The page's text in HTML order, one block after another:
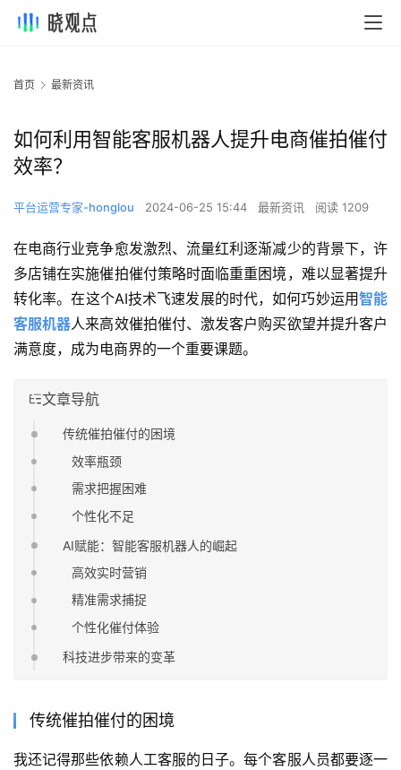
首页 最新资讯
如何利用智能客服机器人提升电商催拍催付
效率？
平台运营专家-honglou 2024-06-25 15:44 最新资讯 阅读 1209
在电商行业竞争愈发激烈、流量红利逐渐减少的背景下，许
多店铺在实施催拍催付策略时面临重重困境，难以显著提升
转化率。在这个AI技术飞速发展的时代，如何巧妙运用智能
客服机器人来高效催拍催付、激发客户购买欲望并提升客户
满意度，成为电商界的一个重要课题。
文章导航
传统催拍催付的困境
效率瓶颈
需求把握困难
个性化不足
AI赋能：智能客服机器人的崛起
高效实时营销
精准需求捕捉
个性化催付体验
科技进步带来的变革
传统催拍催付的困境
我还记得那些依赖人工客服的日子。每个客服人员都要逐一